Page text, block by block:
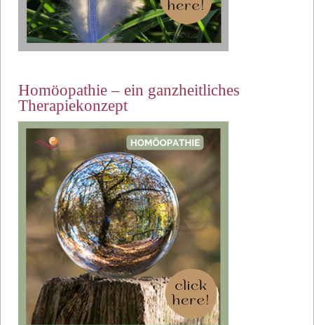
Homöopathie – ein ganzheitliches
Therapiekonzept